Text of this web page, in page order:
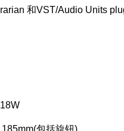
和VST/Audio Units
包括旋钮)